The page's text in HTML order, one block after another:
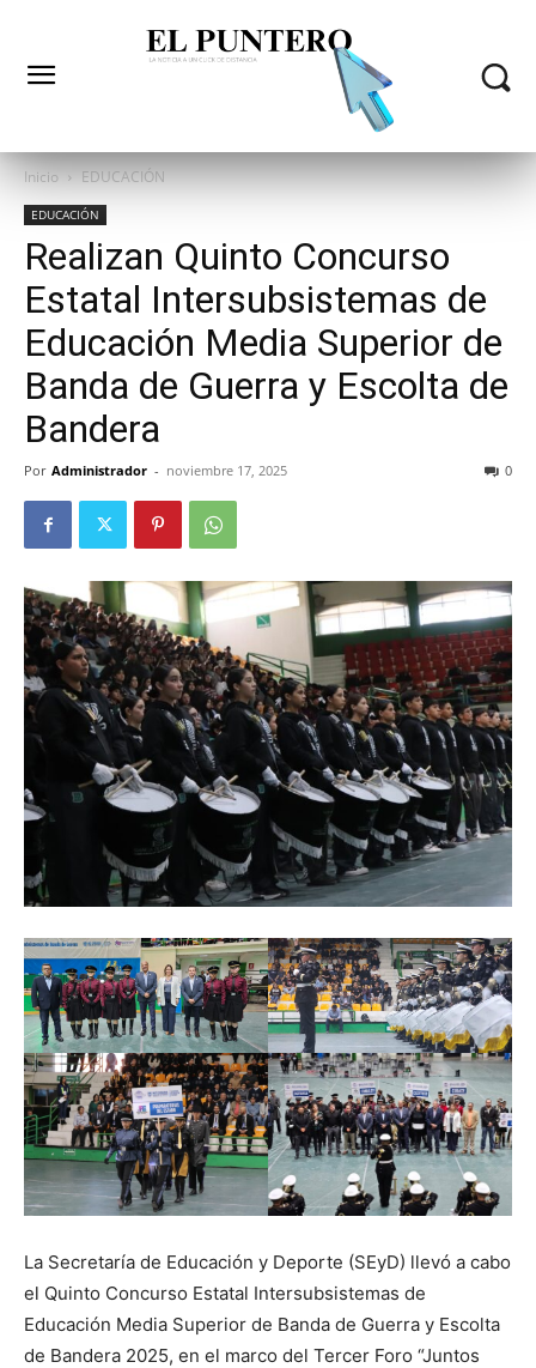
Inicio EDUCACIÓN
EDUCACIÓN
Realizan Quinto Concurso
Estatal Intersubsistemas de
Educación Media Superior de
Banda de Guerra y Escolta de
Bandera
Por Administrador - noviembre 17, 2025 0
La Secretaría de Educación y Deporte (SEyD) llevó a cabo
el Quinto Concurso Estatal Intersubsistemas de
Educación Media Superior de Banda de Guerra y Escolta
de Bandera 2025, en el marco del Tercer Foro “Juntos